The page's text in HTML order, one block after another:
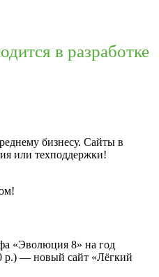
в разработке
бизнесу. Сайты в
или техподдержки!
«Эволюция 8» на год
р.) — новый сайт «Лёгкий